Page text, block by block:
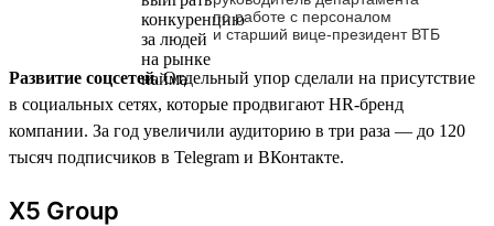
по работе с персоналом
и старший вице-президент ВТБ
Развитие соцсетей.Отдельный упор сделали на присутствие
в социальных сетях, которые продвигают HR-бренд
компании. За год увеличили аудиторию в три раза — до 120
тысяч подписчиков в Telegram и ВКонтакте.
X5 Group